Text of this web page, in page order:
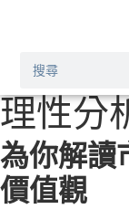
理性分
為你解讀
價值觀